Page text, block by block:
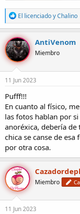
R
e
a
c
c
i
o
n
e
s
:
El licenciadoyChalino
AntiVenom
Miembro
11 Jun 2023
Pufff!!!
En cuanto al físico,
las fotos hablan por
anoréxica, debería
chica se canse de
por otra cosa.
Miembro
11 Jun 2023